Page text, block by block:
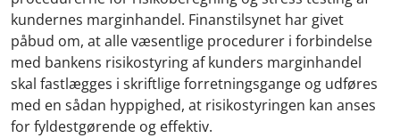
kundernes marginhandel. Finanstilsynet har givet
påbud om, at alle væsentlige procedurer i forbindelse
med bankens risikostyring af kunders marginhandel
skal fastlægges i skriftlige forretningsgange og udføres
med en sådan hyppighed, at risikostyringen kan anses
for fyldestgørende og effektiv.